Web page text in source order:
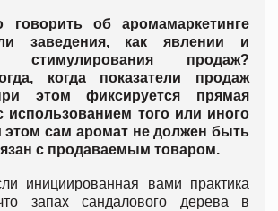
говорить об аромамаркетинге
заведения, как явлении и
стимулирования продаж?
когда показатели продаж
этом фиксируется прямая
использованием того или иного
этом сам аромат не должен быть
с продаваемым товаром.
инициированная вами практика
запах сандалового дерева в